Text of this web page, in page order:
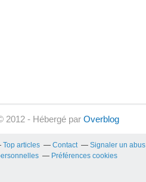
2012 - Hébergé par Overblog
Top articles Contact Signaler un abus
Préférences cookies